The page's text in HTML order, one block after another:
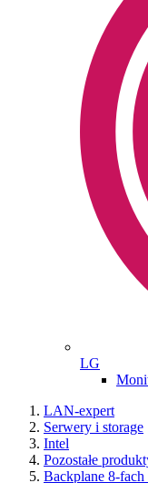
LG
LAN-expert
Serwery i storage
Intel
Pozostałe
Backplane 8-